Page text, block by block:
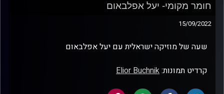
חומר מקומי- יעל אפלבאום
15/09/2022
שעה של מוזיקה ישראלית עם יעל אפלבאום
קרדיט תמונות:Elior Buchnik